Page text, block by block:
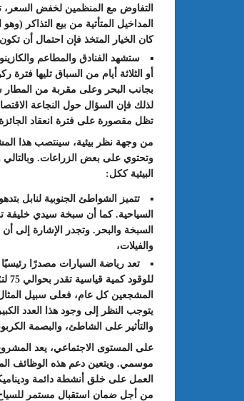
التفاوض مع المنظمين لخفض السعر،
المداخيل المتأتية من بيع التذاكر
كان الخيار المتخذ فإن احتمال أن
ستشهد الفنادق والمطاعم
أو الثلاثة أيام من السباق تليها
بجانب البحر وعلى مقربة من المطار
لذلك فإن السؤال حول النجاعة
تظل مقصورة على فترة انعقاد
من وجهة نظر بيئية، سينتصب هذا
وتحتوي على بعض الزراعات. وبالتالي
البيئية ككل:
تتميز الشواطئ الجنوبية لنابل
والفيلات،
يتوجب النظر إلى وجود هذا العدد
والتأثير على الشاطئ، والبصمة
على المستوى الاجتماعي
موسمي. ويتعين دعم هذه الوظائف
من أجل ضمان استقبال مستمر للسياح